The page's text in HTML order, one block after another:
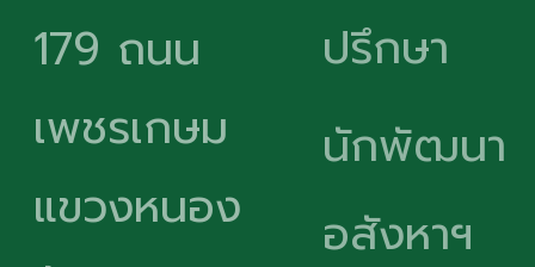
179 ถนน
เพชรเกษม
แขวงหนอง
ปรึกษา
นักพัฒนา
อสังหาฯ